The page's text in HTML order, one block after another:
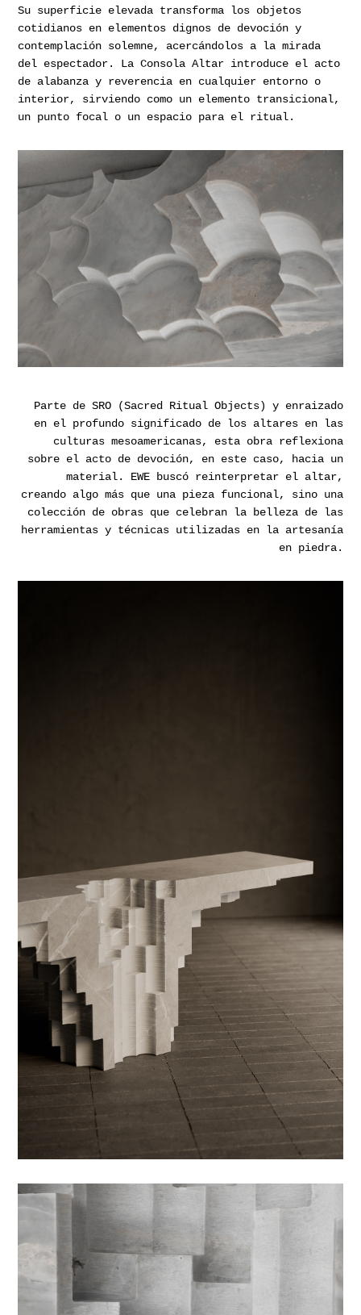
Su superficie elevada transforma los objetos
cotidianos en elementos dignos de devoción y
contemplación solemne, acercándolos a la mirada
del espectador. La Consola Altar introduce el acto
de alabanza y reverencia en cualquier entorno o
interior, sirviendo como un elemento transicional,
un punto focal o un espacio para el ritual.
Parte de SRO (Sacred Ritual Objects) y enraizado
en el profundo significado de los altares en las
culturas mesoamericanas, esta obra reflexiona
sobre el acto de devoción, en este caso, hacia un
material. EWE buscó reinterpretar el altar,
creando algo más que una pieza funcional, sino una
colección de obras que celebran la belleza de las
herramientas y técnicas utilizadas en la artesanía
en piedra.